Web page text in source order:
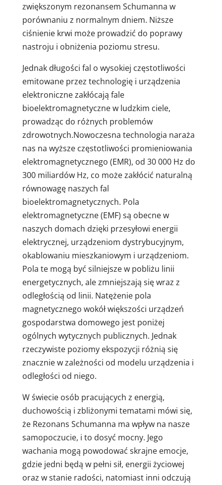
zwiększonym rezonansem Schumanna w
porównaniu z normalnym dniem. Niższe
ciśnienie krwi może prowadzić do poprawy
nastroju i obniżenia poziomu stresu.
Jednak długości fal o wysokiej częstotliwości
emitowane przez technologię i urządzenia
elektroniczne zakłócają fale
bioelektromagnetyczne w ludzkim ciele,
prowadząc do różnych problemów
zdrowotnych.Nowoczesna technologia naraża
nas na wyższe częstotliwości promieniowania
elektromagnetycznego (EMR), od 30 000 Hz do
300 miliardów Hz, co może zakłócić naturalną
równowagę naszych fal
bioelektromagnetycznych. Pola
elektromagnetyczne (EMF) są obecne w
naszych domach dzięki przesyłowi energii
elektrycznej, urządzeniom dystrybucyjnym,
okablowaniu mieszkaniowym i urządzeniom.
Pola te mogą być silniejsze w pobliżu linii
energetycznych, ale zmniejszają się wraz z
odległością od linii. Natężenie pola
magnetycznego wokół większości urządzeń
gospodarstwa domowego jest poniżej
ogólnych wytycznych publicznych. Jednak
rzeczywiste poziomy ekspozycji różnią się
znacznie w zależności od modelu urządzenia i
odległości od niego.
W świecie osób pracujących z energią,
duchowością i zbliżonymi tematami mówi się,
że Rezonans Schumanna ma wpływ na nasze
samopoczucie, i to dosyć mocny. Jego
wachania mogą powodować skrajne emocje,
gdzie jedni będą w pełni sił, energii życiowej
oraz w stanie radości, natomiast inni odczują